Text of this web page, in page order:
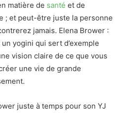
matière de santé et de
; et peut-être juste la personne
jamais. Elena Brower :
yogini qui sert d’exemple
vision claire de ce que vous
une vie de grande
juste à temps pour son YJ